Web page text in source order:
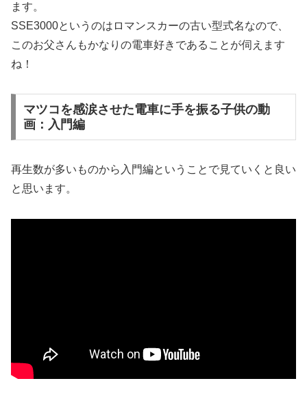
ます。
SSE3000というのはロマンスカーの古い型式名なので、
このお父さんもかなりの電車好きであることが伺えます
ね！
マツコを感涙させた電車に手を振る子供の動
画：入門編
再生数が多いものから入門編ということで見ていくと良い
と思います。